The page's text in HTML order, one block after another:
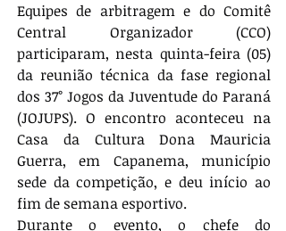
Equipes de arbitragem e do Comitê
Central Organizador (CCO)
participaram, nesta quinta-feira (05)
da reunião técnica da fase regional
dos 37° Jogos da Juventude do Paraná
(JOJUPS). O encontro aconteceu na
Casa da Cultura Dona Mauricia
Guerra, em Capanema, município
sede da competição, e deu início ao
fim de semana esportivo.
Durante o evento, o chefe do